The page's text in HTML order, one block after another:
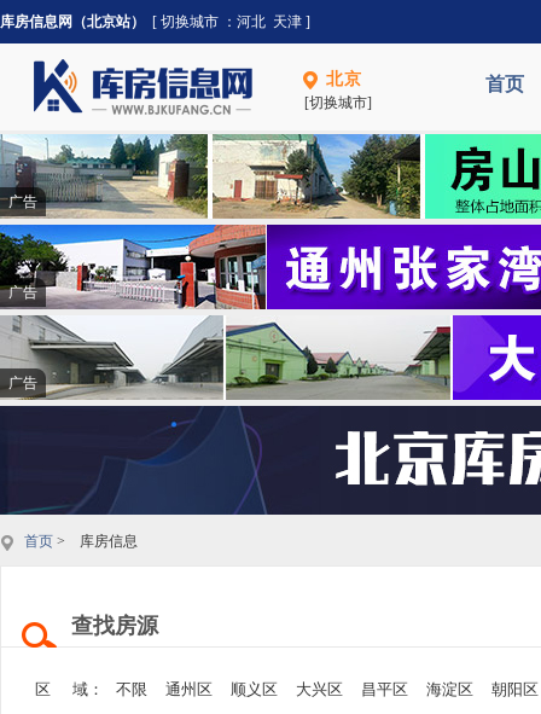
库房信息网（北京站） [ 切换城市 ： 河北 天津 ]
北京
[切换城市]
首页
广告
广告
广告
首页 > 库房信息
查找房源
区 域： 不限 通州区 顺义区 大兴区 昌平区 海淀区 朝阳区